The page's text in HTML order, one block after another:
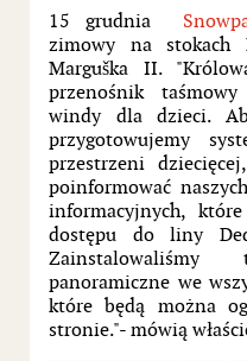
15 grudnia
zimowy na stokach
Marguška II.
przenośnik
windy dla dzieci.
przygotowujemy
przestrzeni
poinformować
informacyjnych,
dostępu do liny
panoramiczne we
które będą można
stronie."- mówią